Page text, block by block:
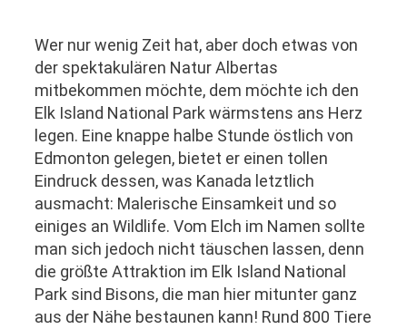
Wer nur wenig Zeit hat, aber doch etwas von
der spektakulären Natur Albertas
mitbekommen möchte, dem möchte ich den
Elk Island National Park wärmstens ans Herz
legen. Eine knappe halbe Stunde östlich von
Edmonton gelegen, bietet er einen tollen
Eindruck dessen, was Kanada letztlich
ausmacht: Malerische Einsamkeit und so
einiges an Wildlife. Vom Elch im Namen sollte
man sich jedoch nicht täuschen lassen, denn
die größte Attraktion im Elk Island National
Park sind Bisons, die man hier mitunter ganz
aus der Nähe bestaunen kann! Rund 800 Tiere